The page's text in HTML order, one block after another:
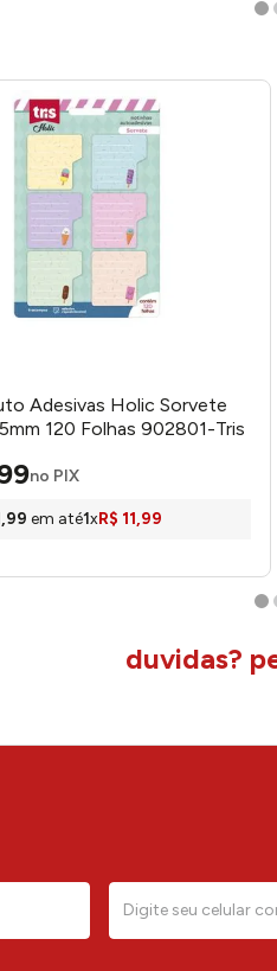
Adesivas Holic Sorvete
120 Folhas 902801-Tris
no PIX
,99 em até1xR$ 11,99
duvidas?